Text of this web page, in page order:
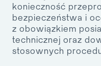
konieczność
bezpieczeństwa i
z obowiązkiem
technicznej oraz
stosownych